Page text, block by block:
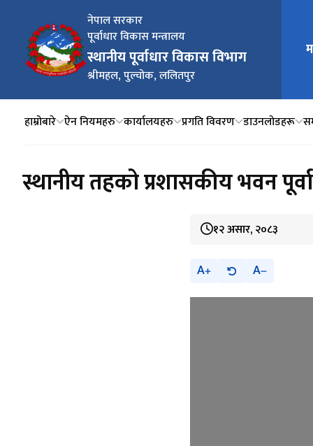
नेपाल सरकार
पूर्वाधार विकास मन्त्रालय
स्थानीय पूर्वाधार विकास विभाग
श्रीमहल, पुल्चोक, ललितपुर
मुख्य
हाम्रोबारे ऐन नियमहरु कार्यालयहरु प्रगति विवरण डाउनलोडहरू
स्थानीय तहको प्रशासकीय भवन
१२ असार, २०८३
A A